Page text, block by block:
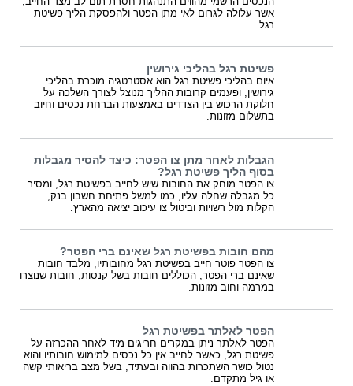
אשר עלולה לגרום לאי מתן הפטר ולהפסקת הליך פשיטת
רגל.
פשיטת רגל בהליכי גירושין
איום בהליכי פשיטת רגל הוא אסטרטגיה מוכרת בהליכי
גירושין, ופעמים קרובות ההליך מנוצל לצורך השלכה על
חלוקת הרכוש בין הצדדים באמצעות הברחת נכסים וחיוב
בתשלום מזונות.
הגבלות לאחר מתן צו הפטר: כיצד להסיר מגבלות
בסוף הליך פשיטת רגל?
צו הפטר מוחק את החובות שיש לחייב בפשיטת רגל, ומסיר
כל מגבלה שחלה עליו, כמו למשל פתיחת חשבון בנק,
הקלות מול רשויות וביטול צו עיכוב יציאה מהארץ.
מהם חובות בפשיטת רגל שאינם ברי הפטר?
צו הפטר פוטר חייב בפשיטת רגל מחובותיו, מלבד חובות
שאינם ברי הפטר, הכוללים חובות בשל קנסות, חובות שנוצרו
במרמה וחוב מזונות.
הפטר לאלתר בפשיטת רגל
הפטר לאלתר ניתן במקרים חריגים מיד לאחר ההכרזה על
פשיטת רגל, כאשר לחייב אין כל נכסים למימוש חובותיו והוא
נטול כושר השתכרות בהווה ובעתיד, בשל מצב בריאותי קשה
או גיל מתקדם.